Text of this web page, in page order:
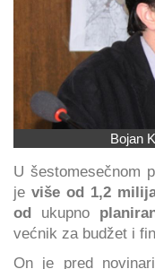
Bojan
U šestomesečnom
je više od 1,2
od ukupno
većnik za budžet i
On je pred